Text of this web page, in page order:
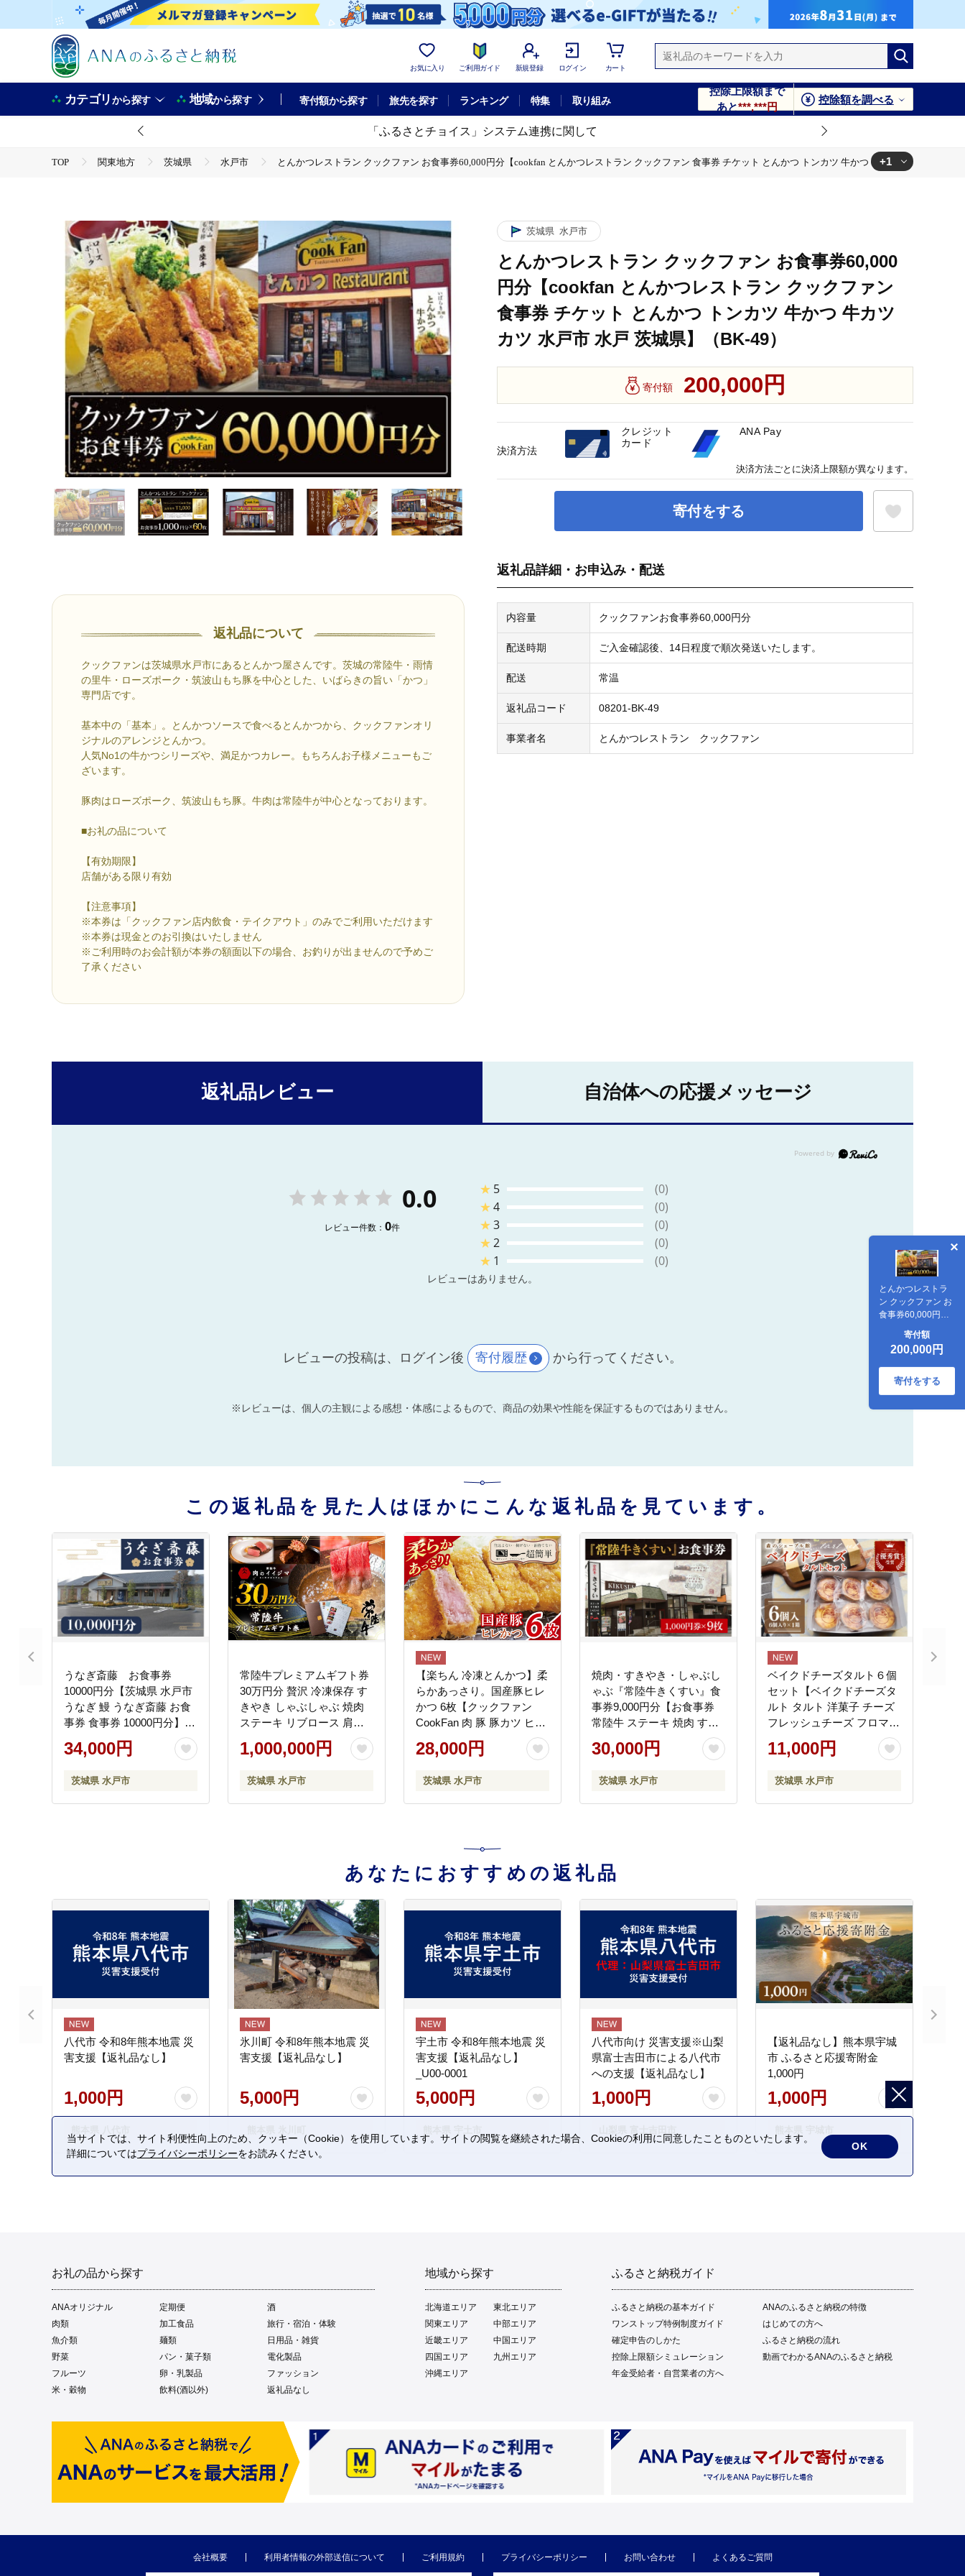
お気に入り ご利用ガイド 新規登録 ログイン カート
カテゴリから探す 地域から探す 寄付額から探す 旅先を探す ランキング 特集 取り組み
控除上限額まで
あと***,***円
控除額を調べる
「ふるさとチョイス」システム連携に関して
TOP 関東地方 茨城県 水戸市
とんかつレストラン クックファン お食事券60,000円分【cookfan とんかつレストラン クックファン 食事券 チケット とんかつ トンカツ 牛かつ 牛カツ カツ 水戸市
+1
返礼品について
クックファンは茨城県水戸市にあるとんかつ屋さんです。茨城の常陸牛・雨情
の里牛・ローズポーク・筑波山もち豚を中心とした、いばらきの旨い「かつ」
専門店です。
基本中の「基本」。とんかつソースで食べるとんかつから、クックファンオリ
ジナルのアレンジとんかつ。
人気No1の牛かつシリーズや、満足かつカレー。もちろんお子様メニューもご
ざいます。
豚肉はローズポーク、筑波山もち豚。牛肉は常陸牛が中心となっております。
■お礼の品について
【有効期限】
店舗がある限り有効
【注意事項】
※本券は「クックファン店内飲食・テイクアウト」のみでご利用いただけます
※本券は現金とのお引換はいたしません
※ご利用時のお会計額が本券の額面以下の場合、お釣りが出ませんので予めご
了承ください
茨城県 水戸市
とんかつレストラン クックファン お食事券60,000
円分【cookfan とんかつレストラン クックファン
食事券 チケット とんかつ トンカツ 牛かつ 牛カツ
カツ 水戸市 水戸 茨城県】（BK-49）
寄付額 200,000円
寄付をする
とんかつレストラ
ン クックファン お
食事券60,000円分
【cookfan とんかつ
レストラン クック
ファン 食事券 チケ
ット とんかつ トン
カツ 牛かつ 牛カツ
カツ 水戸市 水戸 茨
寄付額
200,000円
寄付をする
返礼品詳細・お申込み・配送
内容量 クックファンお食事券60,000円分
配送時期 ご入金確認後、14日程度で順次発送いたします。
配送 常温
返礼品コード 08201-BK-49
事業者名 とんかつレストラン クックファン
決済方法
クレジット
カード
ANA Pay
決済方法ごとに決済上限額が異なります。
返礼品レビュー 自治体への応援メッセージ
0.0
レビュー件数： 0件
★ 5
(0)
★4
(0)
★3
(0)
★2
(0)
★ 1 (0)
レビューはありません。
レビューの投稿は、ログイン後 寄付履歴 から行ってください。
※レビューは、個人の主観による感想・体感によるもので、商品の効果や性能を保証するものではありません。
この返礼品を見た人はほかにこんな返礼品を見ています。
うなぎ斎藤 お食事券
10000円分【茨城県 水戸市
うなぎ 鰻 うなぎ斎藤 お食
事券 食事券 10000円分】
34,000円
茨城県 水戸市
常陸牛プレミアムギフト券
30万円分 贅沢 冷凍保存 す
きやき しゃぶしゃぶ 焼肉
ステーキ リブロース 肩ロ
ース 外もも 霜降りカルビ
もも厚切り 片バラ サーロ
バーグ 国産牛 黒毛和牛 お
中元 敬老の日 お取り寄せ
肉のイイジマ（DU-156）
1,000,000円
茨城県 水戸市
【楽ちん 冷凍とんかつ】柔
らかあっさり。国産豚ヒレ
かつ 6枚【クックファン
CookFan 肉 豚 豚カツ ヒレ
かつ 国産 タイパ 簡単調理
時短 茨城県 水戸市】（BK-
28,000円
茨城県 水戸市
焼肉・すきやき・しゃぶし
ゃぶ『常陸牛きくすい』食
事券9,000円分【お食事券
常陸牛 ステーキ 焼肉 すき
焼き ハンバーグ 茨城県 水
戸市 水戸 30000円以内 3万
30,000円
茨城県 水戸市
ベイクドチーズタルト６個
セット【ベイクドチーズタ
ルト タルト 洋菓子 チーズ
フレッシュチーズ フロマー
ジュ・フレ 優秀賞 受賞 茨
城県 水戸市】（BE-6）
11,000円
茨城県 水戸市
あなたにおすすめの返礼品
八代市 令和8年熊本地震 災
害支援【返礼品なし】
1,000円
氷川町 令和8年熊本地震 災
害支援【返礼品なし】
5,000円
宇土市 令和8年熊本地震 災
害支援【返礼品なし】
_U00-0001
5,000円
八代市向け 災害支援※山梨
県富士吉田市による八代市
への支援【返礼品なし】
1,000円
【返礼品なし】熊本県宇城
市 ふるさと応援寄附金
1,000円
1,000円
お礼の品から探す
ANAオリジナル 定期便
酒
肉類
加工食品
旅行・宿泊・体験
魚介類
麺類
日用品・雑貨
野菜
パン・菓子類
電化製品
フルーツ
卵・乳製品
ファッション
米・穀物
飲料(酒以外) 返礼品なし
地域から探す
北海道エリア
東北エリア
関東エリア
中部エリア
近畿エリア
中国エリア
四国エリア
九州エリア
沖縄エリア
ふるさと納税ガイド
ふるさと納税の基本ガイド
ANAのふるさと納税の特徴
ワンストップ特例制度ガイド
はじめての方へ
確定申告のしかた
ふるさと納税の流れ
控除上限額シミュレーション
動画でわかるANAのふるさと納税
年金受給者・自営業者の方へ
会社概要 利用者情報の外部送信について ご利用規約 プライバシーポリシー お問い合わせ よくあるご質問
当サイトでは、サイト利便性向上のため、クッキー（Cookie）を使用しています。サイトの閲覧を継続された場合、Cookieの利用に同意したことものといたします。
詳細についてはプライバシーポリシーをお読みください。
OK